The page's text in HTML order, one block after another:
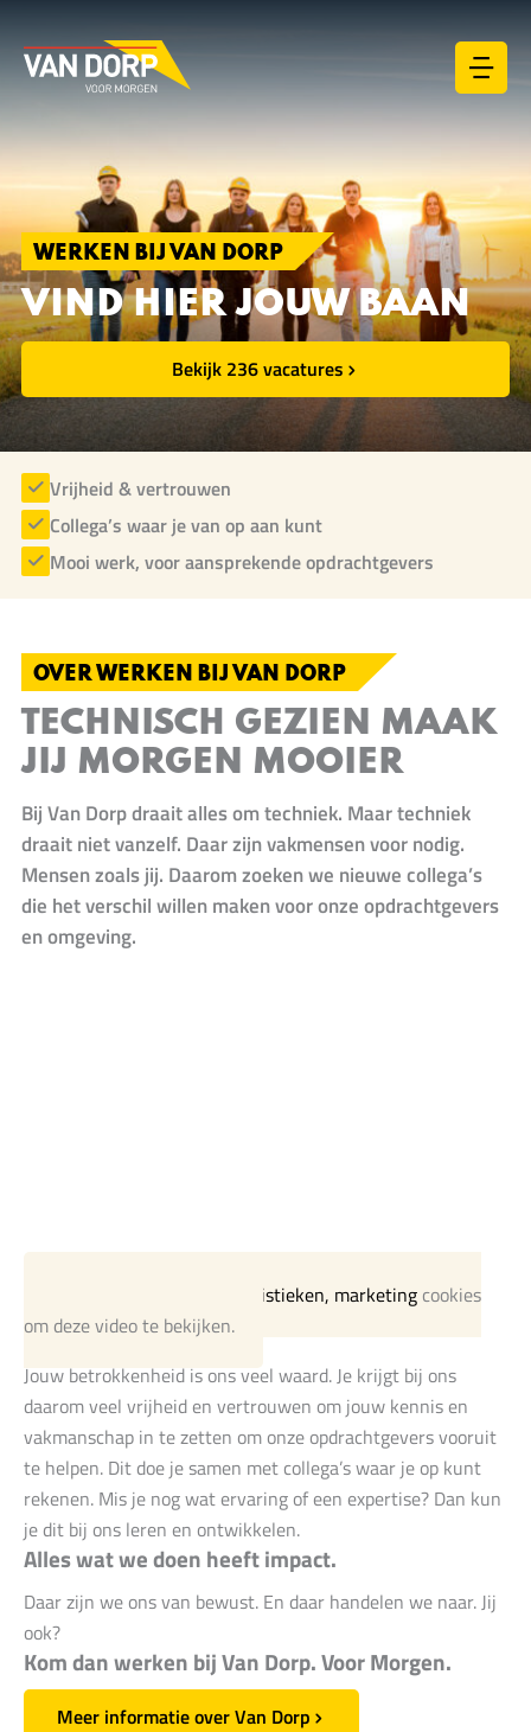
naar
inhoud
WERKEN BIJ VAN DORP
VIND HIER JOUW BAAN
Bekijk 236 vacatures
Vrijheid & vertrouwen
Collega’s waar je van op aan kunt
Mooi werk, voor aansprekende opdrachtgevers
OVER WERKEN BIJ VAN DORP
TECHNISCH GEZIEN MAAK
JIJ MORGEN MOOIER
Bij Van Dorp draait alles om techniek. Maar techniek
draait niet vanzelf. Daar zijn vakmensen voor nodig.
Mensen zoals jij. Daarom zoeken we nieuwe collega’s
die het verschil willen maken voor onze opdrachtgevers
en omgeving.
statistieken, marketing cookies
om deze video te bekijken.
Jouw betrokkenheid is ons veel waard. Je krijgt bij ons
daarom veel vrijheid en vertrouwen om jouw kennis en
vakmanschap in te zetten om onze opdrachtgevers vooruit
te helpen. Dit doe je samen met collega’s waar je op kunt
rekenen. Mis je nog wat ervaring of een expertise? Dan kun
je dit bij ons leren en ontwikkelen.
Alles wat we doen heeft impact.
Daar zijn we ons van bewust. En daar handelen we naar. Jij
ook?
Kom dan werken bij Van Dorp. Voor Morgen.
Meer informatie over Van Dorp